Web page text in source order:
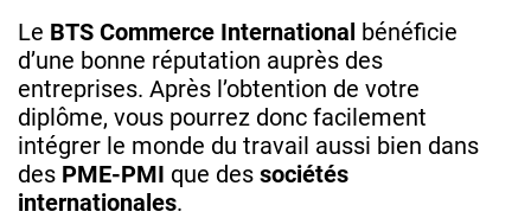
Le BTS Commerce International bénéficie
d’une bonne réputation auprès des
entreprises. Après l’obtention de votre
diplôme, vous pourrez donc facilement
intégrer le monde du travail aussi bien dans
des PME-PMI que des sociétés
internationales.